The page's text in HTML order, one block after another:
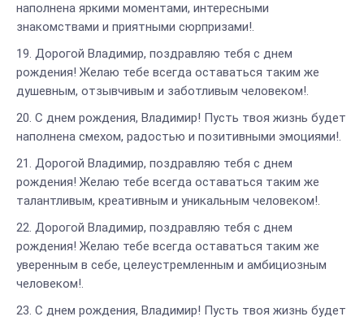
наполнена яркими моментами, интересными
знакомствами и приятными сюрпризами!.
Дорогой Владимир, поздравляю тебя с днем
рождения! Желаю тебе всегда оставаться таким же
душевным, отзывчивым и заботливым человеком!.
С днем рождения, Владимир! Пусть твоя жизнь будет
наполнена смехом, радостью и позитивными эмоциями!.
Дорогой Владимир, поздравляю тебя с днем
рождения! Желаю тебе всегда оставаться таким же
талантливым, креативным и уникальным человеком!.
Дорогой Владимир, поздравляю тебя с днем
рождения! Желаю тебе всегда оставаться таким же
уверенным в себе, целеустремленным и амбициозным
человеком!.
С днем рождения, Владимир! Пусть твоя жизнь будет